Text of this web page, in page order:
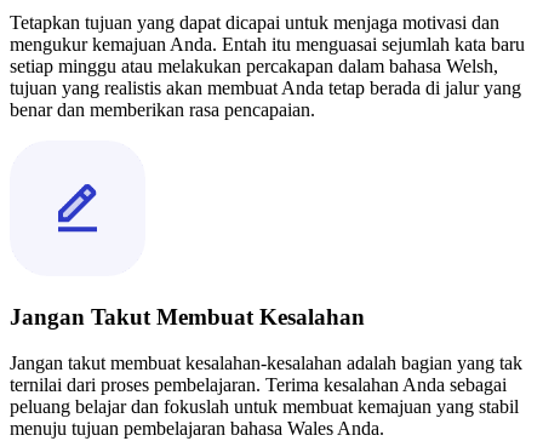
Tetapkan tujuan yang dapat dicapai untuk menjaga motivasi dan
mengukur kemajuan Anda. Entah itu menguasai sejumlah kata baru
setiap minggu atau melakukan percakapan dalam bahasa Welsh,
tujuan yang realistis akan membuat Anda tetap berada di jalur yang
benar dan memberikan rasa pencapaian.
Jangan Takut Membuat Kesalahan
Jangan takut membuat kesalahan-kesalahan adalah bagian yang tak
ternilai dari proses pembelajaran. Terima kesalahan Anda sebagai
peluang belajar dan fokuslah untuk membuat kemajuan yang stabil
menuju tujuan pembelajaran bahasa Wales Anda.